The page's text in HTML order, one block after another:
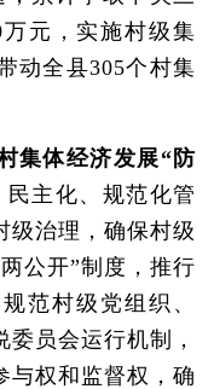
元，实施村级集
动全县305个村集
集体经济发展“防
主化、规范化管
级治理，确保村级
公开”制度，推行
范村级党组织、
员会运行机制，
与权和监督权，确